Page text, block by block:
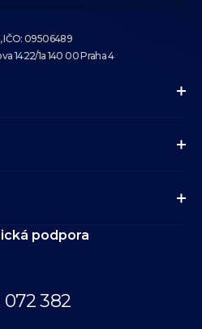
IČO: 09506489
1422/1a 140 00 Praha 4
podpora
072 382